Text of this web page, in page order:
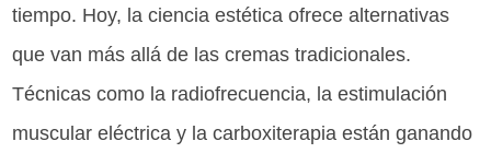
tiempo. Hoy, la ciencia estética ofrece alternativas
que van más allá de las cremas tradicionales.
Técnicas como la radiofrecuencia, la estimulación
muscular eléctrica y la carboxiterapia están ganando